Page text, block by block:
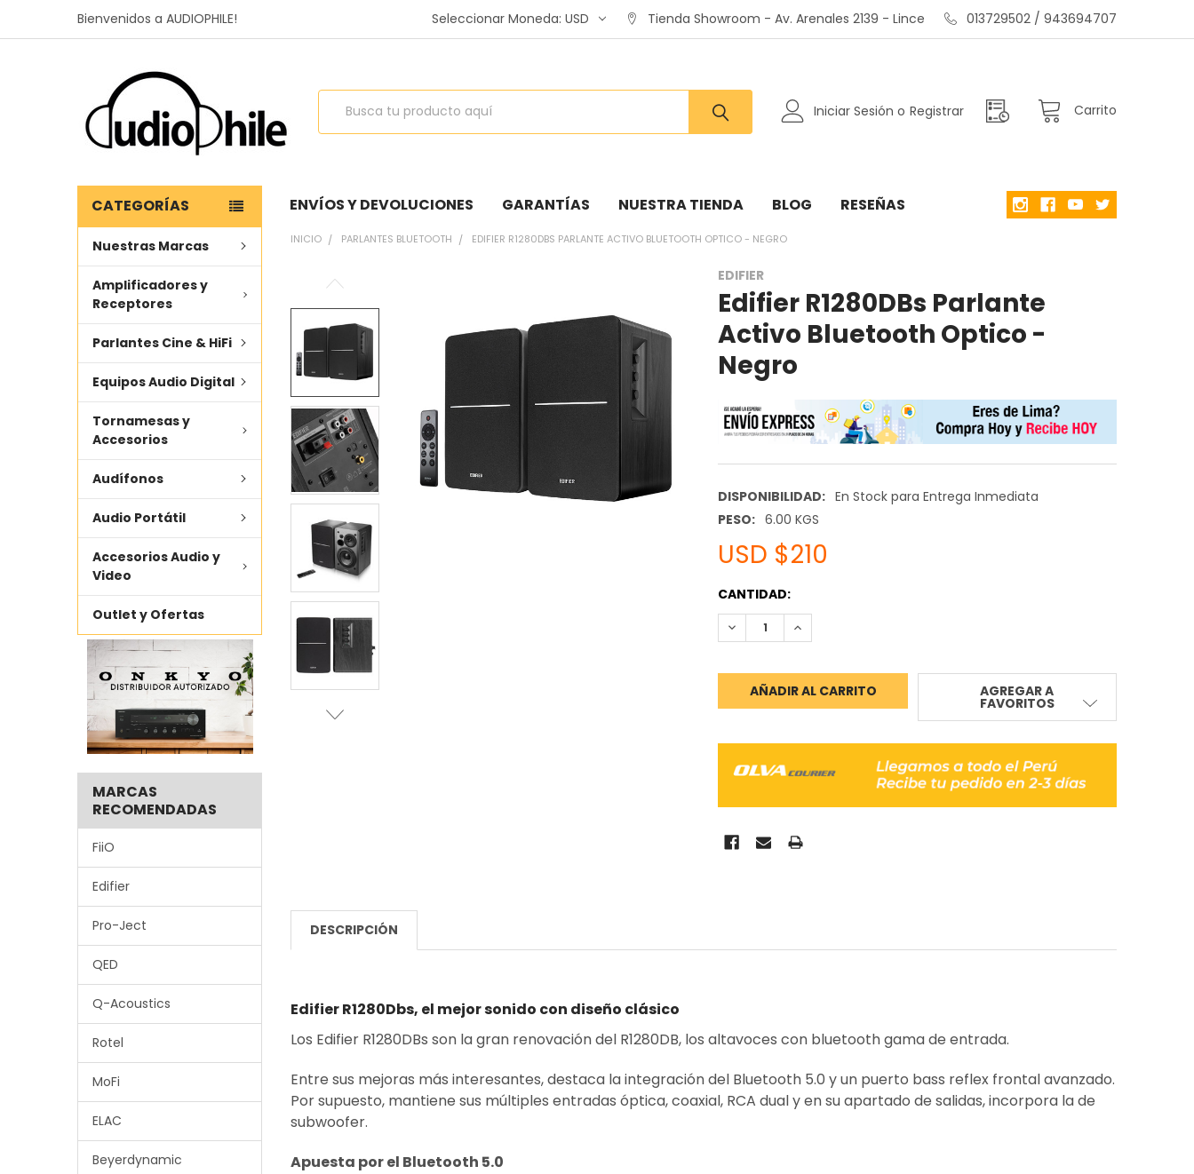
Bienvenidos a AUDIOPHILE! Seleccionar Moneda:USD Tienda Showroom - Av. Arenales 2139 - Lince 013729502 / 943694707
Iniciar Sesión o Registrar Carrito
Buscar
ENVÍOS Y DEVOLUCIONES GARANTÍAS NUESTRA TIENDA BLOG RESEÑAS
CATEGORÍAS
Nuestras Marcas
Amplificadores y
Receptores
Parlantes Cine & HiFi
Equipos Audio Digital
Tornamesas y
Accesorios
Audífonos
Audio Portátil
Accesorios Audio y
Video
Outlet y Ofertas
MARCAS
RECOMENDADAS
FiiO
Edifier
Pro-Ject
QED
Q-Acoustics
Rotel
MoFi
ELAC
Beyerdynamic
INICIO PARLANTES BLUETOOTH EDIFIER R1280DBS PARLANTE ACTIVO BLUETOOTH OPTICO - NEGRO
EDIFIER
Edifier R1280DBs Parlante
Activo Bluetooth Optico -
Negro
DISPONIBILIDAD: En Stock para Entrega Inmediata
PESO: 6.00 KGS
USD $210
STOCK
ACTUAL:
CANTIDAD:
REDUCIR CANTIDAD:INCREMENTAR CANTIDAD:
AGREGAR A
FAVORITOS
JUNTOS
FRECUENTEMENTE:
SELECCIONAR
TODO
AÑADIR LO
SELECCIONADO
AL CARRITO
DESCRIPCIÓN
Edifier R1280Dbs, el mejor sonido con diseño clásico
Los Edifier R1280DBs son la gran renovación del R1280DB, los altavoces con bluetooth gama de entrada.
Entre sus mejoras más interesantes, destaca la integración del Bluetooth 5.0 y un puerto bass reflex frontal avanzado.
Por supuesto, mantiene sus múltiples entradas óptica, coaxial, RCA dual y en su apartado de salidas, incorpora la de
subwoofer.
Apuesta por el Bluetooth 5.0